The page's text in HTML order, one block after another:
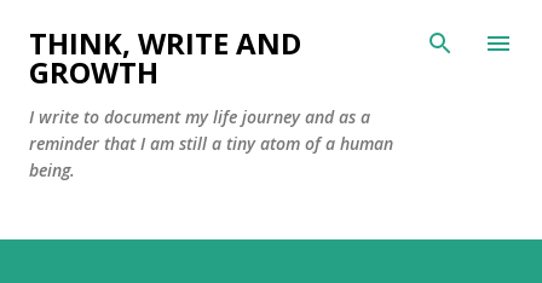
Langsung ke konten utama
THINK, WRITE AND
GROWTH
I write to document my life journey and as a
reminder that I am still a tiny atom of a human
being.